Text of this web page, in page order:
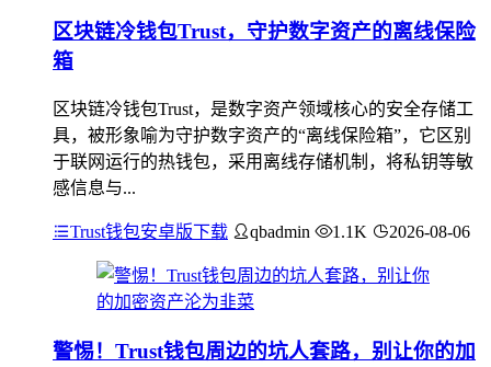
区块链冷钱包Trust，守护数字资产的离线保险
箱
区块链冷钱包Trust，是数字资产领域核心的安全存储工
具，被形象喻为守护数字资产的“离线保险箱”，它区别
于联网运行的热钱包，采用离线存储机制，将私钥等敏
感信息与...
Trust钱包安卓版下载 qbadmin 1.1K 2026-08-06
警惕！Trust钱包周边的坑人套路，别让你的加